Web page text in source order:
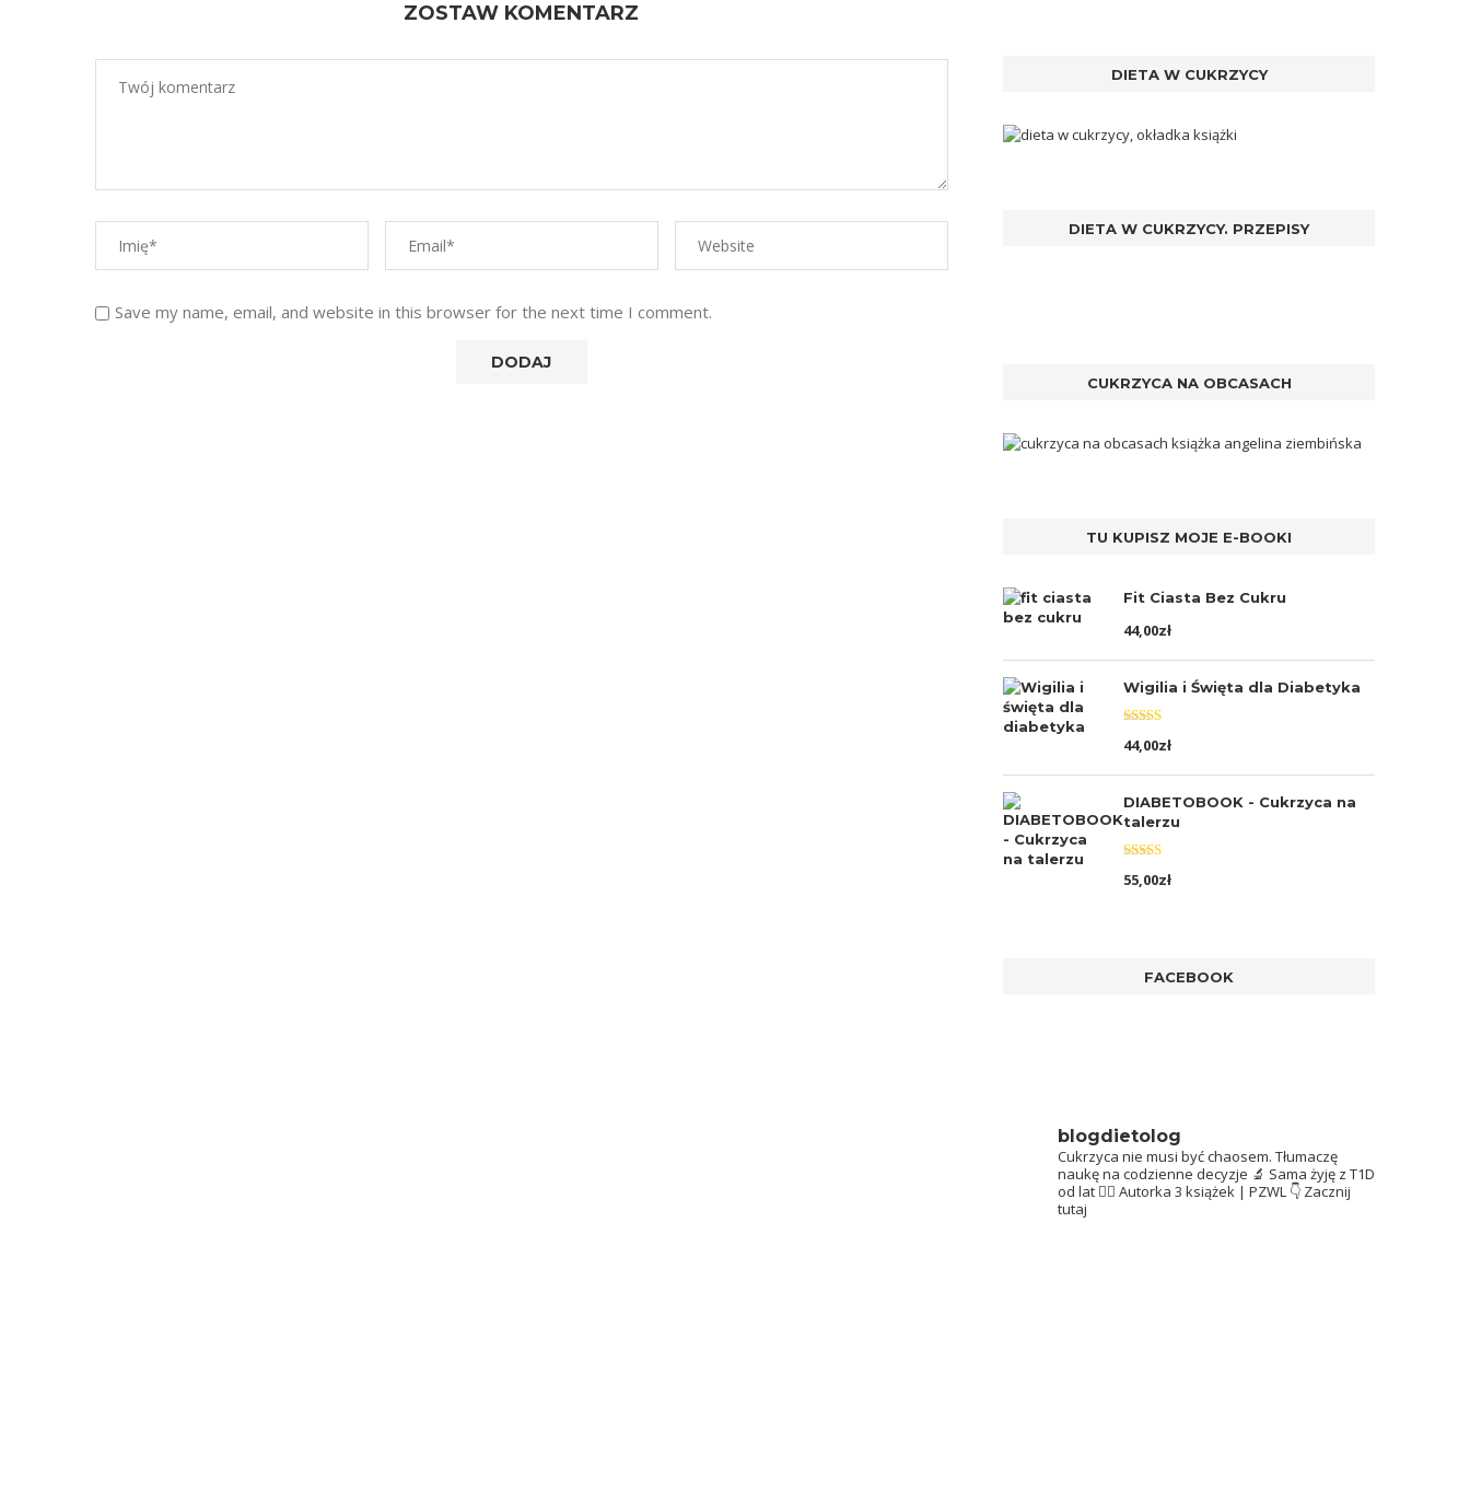
ZOSTAW KOMENTARZ
Save my name, email, and website in this browser for the next time I comment.
DIETA W CUKRZYCY
DIETA W CUKRZYCY. PRZEPISY
CUKRZYCA NA OBCASACH
TU KUPISZ MOJE E-BOOKI
Fit Ciasta Bez Cukru
44,00zł
Wigilia i Święta dla Diabetyka
Oceniono
5.00na 5
44,00zł
DIABETOBOOK - Cukrzyca na
talerzu
Oceniono
5.00na 5
55,00zł
FACEBOOK
blogdietolog
Cukrzyca nie musi być chaosem. Tłumaczę
naukę na codzienne decyzje 🔬 Sama żyję z T1D
od lat 👩‍⚕️ Autorka 3 książek | PZWL 👇 Zacznij
tutaj